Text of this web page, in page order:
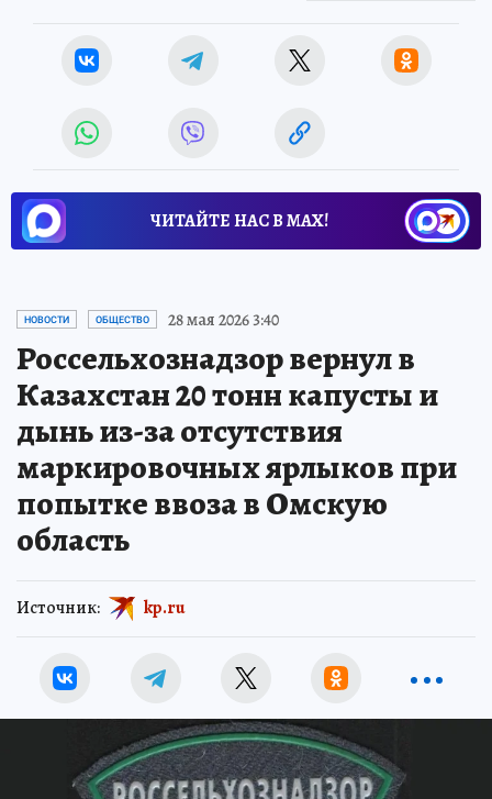
ЧИТАЙТЕ НАС В МАХ!
НОВОСТИ ОБЩЕСТВО 28 мая 2026 3:40
Россельхознадзор вернул в
Казахстан 20 тонн капусты и
дынь из-за отсутствия
маркировочных ярлыков при
попытке ввоза в Омскую
область
Источник: kp.ru